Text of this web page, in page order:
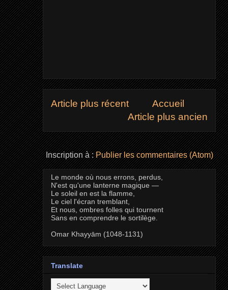
Article plus récent
Article plus ancien
Accueil
Inscription à :Publier les commentaires (Atom)
Le monde où nous errons, perdus,
N'est qu'une lanterne magique —
Le soleil en est la flamme,
Le ciel l'écran tremblant,
Et nous, ombres folles qui tournent
Sans en comprendre le sortilège.
Omar Khayyām (1048-1131)
Translate